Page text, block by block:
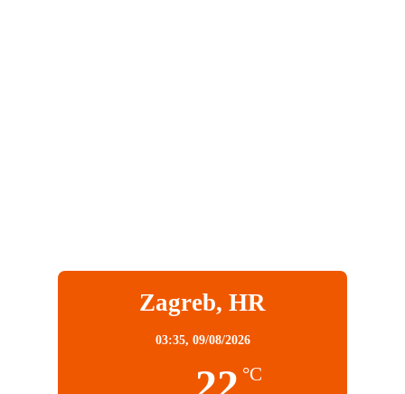
Zagreb, HR
03:35, 09/08/2026
°C